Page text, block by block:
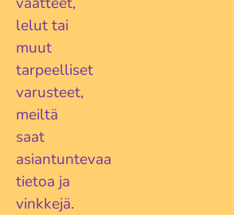
lelut tai
muut
tarpeelliset
varusteet,
meiltä
saat
asiantuntevaa
tietoa ja
vinkkejä.